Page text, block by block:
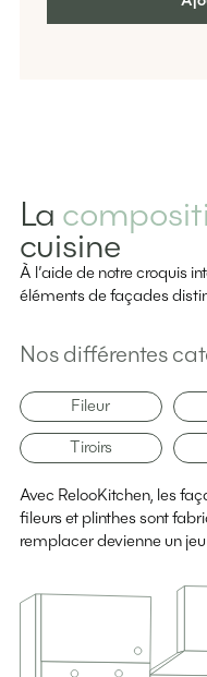
La
cuisine
À l’aide de notre croquis
éléments de façades
Nos différentes
Fileur
Tiroirs
Avec RelooKitchen, les
fileurs et plinthes sont
remplacer devienne un jeu